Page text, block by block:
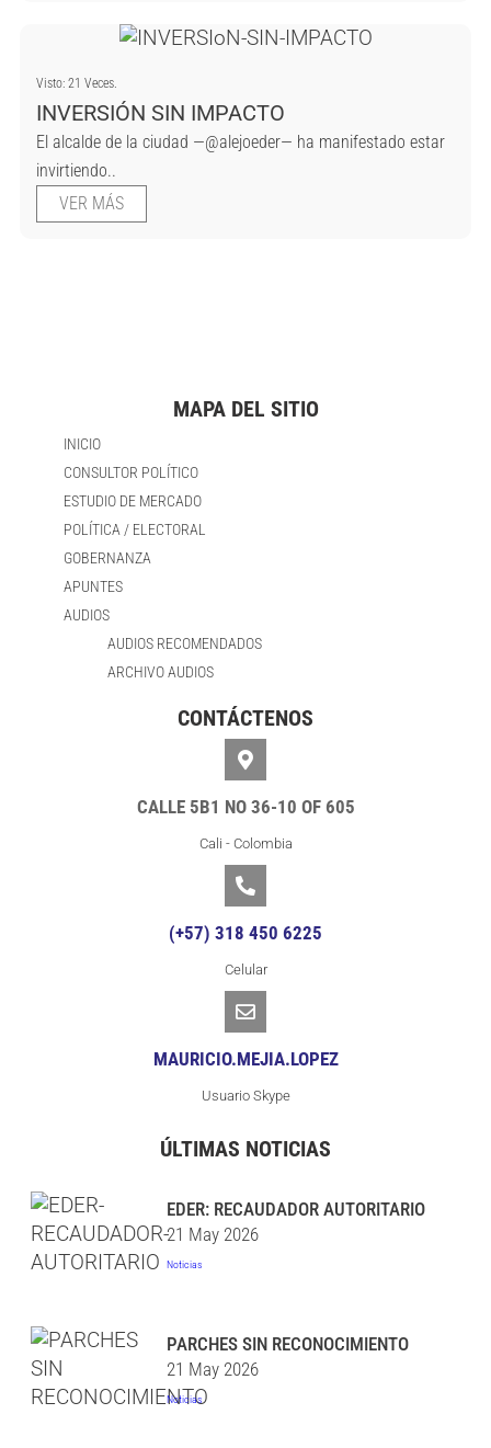
Visto: 21 Veces.
INVERSIÓN SIN IMPACTO
El alcalde de la ciudad —@alejoeder— ha manifestado estar
invirtiendo..
VER MÁS
ÚLTIMAS NOTICIAS
EDER: RECAUDADOR AUTORITARIO
21 May 2026
Noticias
PARCHES SIN RECONOCIMIENTO
21 May 2026
Noticias
CONTÁCTENOS
CALLE 5B1 NO 36-10 OF 605
Cali - Colombia
(+57) 318 450 6225
Celular
MAURICIO.MEJIA.LOPEZ
Usuario Skype
MAPA DEL SITIO
INICIO
CONSULTOR POLÍTICO
ESTUDIO DE MERCADO
POLÍTICA / ELECTORAL
GOBERNANZA
APUNTES
AUDIOS
AUDIOS RECOMENDADOS
ARCHIVO AUDIOS